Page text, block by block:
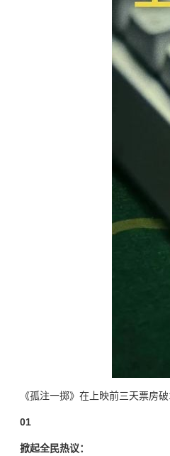
《孤注一掷》在上映前三天票房
01
掀起全民热议：